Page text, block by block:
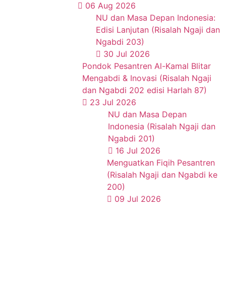
06 Aug 2026
NU dan Masa Depan Indonesia:
Edisi Lanjutan (Risalah Ngaji dan
Ngabdi 203)
30 Jul 2026
Pondok Pesantren Al-Kamal Blitar
Mengabdi & Inovasi (Risalah Ngaji
dan Ngabdi 202 edisi Harlah 87)
23 Jul 2026
NU dan Masa Depan
Indonesia (Risalah Ngaji dan
Ngabdi 201)
16 Jul 2026
Menguatkan Fiqih Pesantren
(Risalah Ngaji dan Ngabdi ke
200)
09 Jul 2026